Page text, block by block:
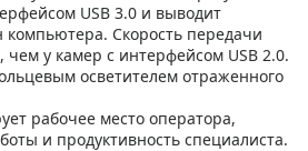
USB 3.0 и выводит
Скорость передачи
у камер с интерфейсом USB 2.0.
осветителем отраженного
рабочее место оператора,
и продуктивность специалиста.